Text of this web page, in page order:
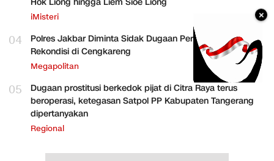
iMisteri
04
Polres Jakbar Diminta Sidak Dugaan Perakitan HP
Rekondisi di Cengkareng
Megapolitan
05
Dugaan prostitusi berkedok pijat di Citra Raya terus
beroperasi, ketegasan Satpol PP Kabupaten Tangerang
dipertanyakan
Regional
×